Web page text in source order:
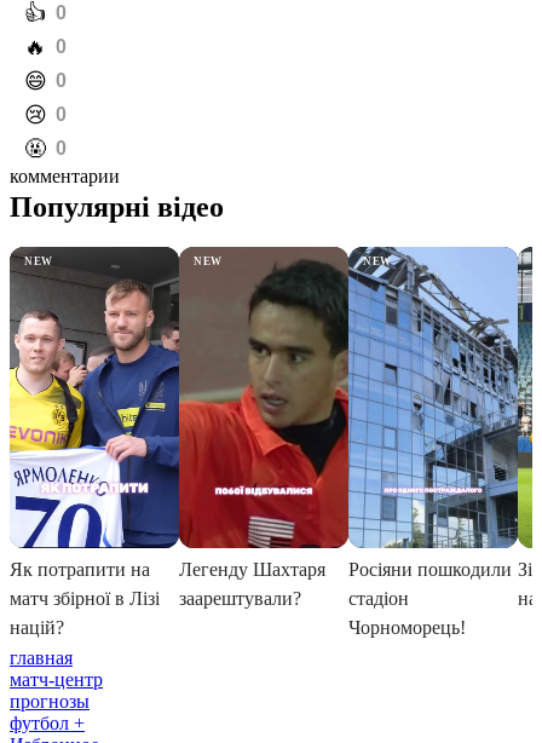
️👍 0
️🔥 0
️😄 0
️😢 0
️🤬 0
комментарии
главная
матч-центр
прогнозы
футбол +